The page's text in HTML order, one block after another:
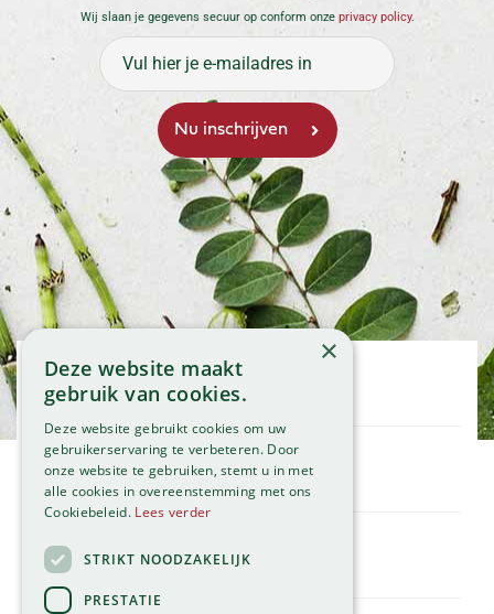
Wij slaan je gegevens secuur op conform onze privacy policy.
Openingstijden
Maandag
Dinsdag
Woensdag
Donderdag
Vrijdag
Zaterdag
Zondag
Klantenservice
Service
Tuincentrum
Contact
Global Garden
×
Deze website maakt
gebruik van cookies.
Deze website gebruikt cookies om uw
gebruikerservaring te verbeteren. Door
onze website te gebruiken, stemt u in met
alle cookies in overeenstemming met ons
Cookiebeleid. Lees verder
STRIKT NOODZAKELIJK
PRESTATIE